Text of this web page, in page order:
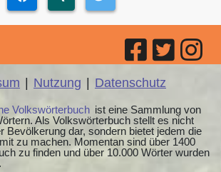
| Nutzung | Datenschutz
Volkswörterbuch ist eine Sammlung von
Als Volkswörterbuch stellt es nicht
Bevölkerung dar, sondern bietet jedem die
zu machen. Momentan sind über 1400
zu finden und über 10.000 Wörter wurden